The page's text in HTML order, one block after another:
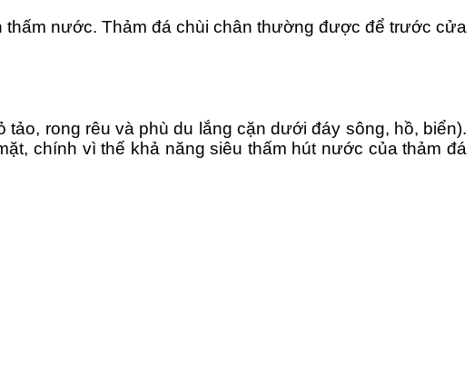
nước. Thảm đá chùi chân thường được để trước cửa
rong rêu và phù du lắng cặn dưới đáy sông, hồ, biển).
chính vì thế khả năng siêu thấm hút nước của thảm đá